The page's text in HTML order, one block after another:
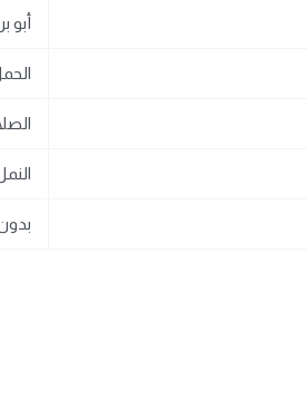
أبو